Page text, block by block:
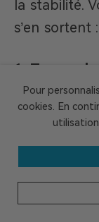
la stabilité.
s’en sortent :
Temps
chargent
Ultra 5,
d’attente,
dissipent
Pour
cookies. En